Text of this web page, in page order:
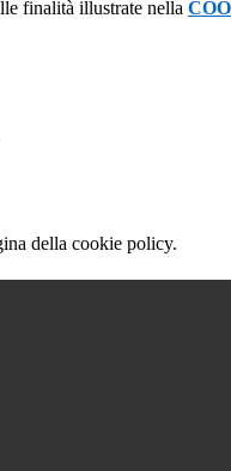
finalità illustrate nella
della cookie policy.